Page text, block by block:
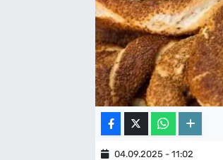
04.09.2025 - 11:02